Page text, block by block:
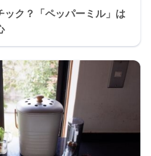
ック？「ペッパーミル」は